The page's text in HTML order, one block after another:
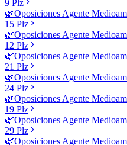
9 Plz
🌿Oposiciones Agente
15 Plz
🌿Oposiciones Agente
12 Plz
🌿Oposiciones Agente
21 Plz
🌿Oposiciones Agente
24 Plz
🌿Oposiciones Agente
19 Plz
🌿Oposiciones Agente
29 Plz
🌿Oposiciones Agente